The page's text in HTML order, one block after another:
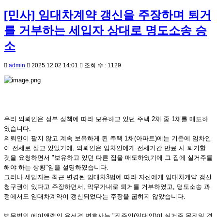
[민사] 임대차계약 갱신을 주장하며 퇴거
를 거부하는 세입자 상대로 명도소송 승
소
admin 2025.12.02 14:01 조회 수 : 1129
우리 의뢰인은 정부 정책에 따라 보유하고 있던 주택 2채 중 1채를 매도하
였습니다.
의뢰인이 팔지 않고 계속 보유하게 된 주택 1채(아파트)에는 기존에 임차인
이 전세로 살고 있었기에, 의뢰인은 임차인에게 전세기간 만료 시 퇴거할
것을 요청하면서 "보유하고 있던 다른 집을 매도하였기에 그 집에 실거주를
해야 하는 상황"임을 설명하였습니다.
그러나 세입자는 최근 변경된 임대차3법에 따라 자신에게 임대차계약 갱신
청구권이 있다고 주장하면서, 막무가내로 퇴거를 거부하였고, 명도소송 과
정에서도 임대차계약이 갱신되었다는 주장을 굽히지 않았습니다.